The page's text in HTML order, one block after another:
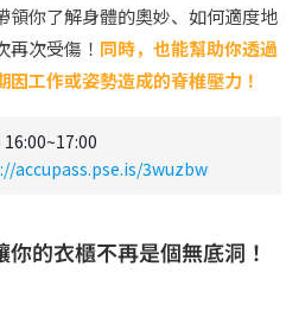
領你了解身體的奧妙、如何適度地
次受傷！ 同時，也能幫助你透過
工作或姿勢造成的脊椎壓力！
accupass.pse.is/3wuzbw
你的衣櫃不再是個無底洞！